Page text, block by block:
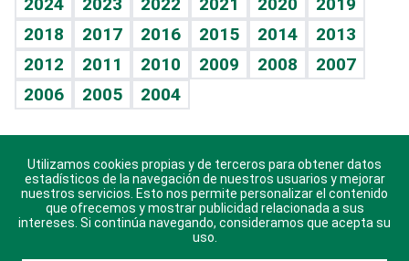
Eñe
Celebrando la vida
Sin complejos
En pocas palabras
Escuchando al corazón
Economía Personal
Juegos
2018
2017 2016 2015 2014
2013
2012
2011 2010 2009 2008
2007
2006
2005 2004
Descarga nuestras aplicaciones para Android, iOS y
sistema Huawei.
Utilizamos cookies propias y de terceros para obtener datos
estadísticos de la navegación de nuestros usuarios y mejorar
nuestros servicios. Esto nos permite personalizar el contenido
que ofrecemos y mostrar publicidad relacionada a sus
intereses. Si continúa navegando, consideramos que acepta su
uso.